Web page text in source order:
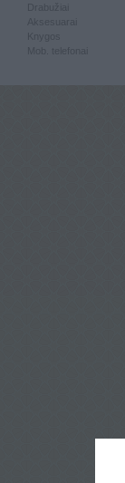
Knygos
Mob. telefonai